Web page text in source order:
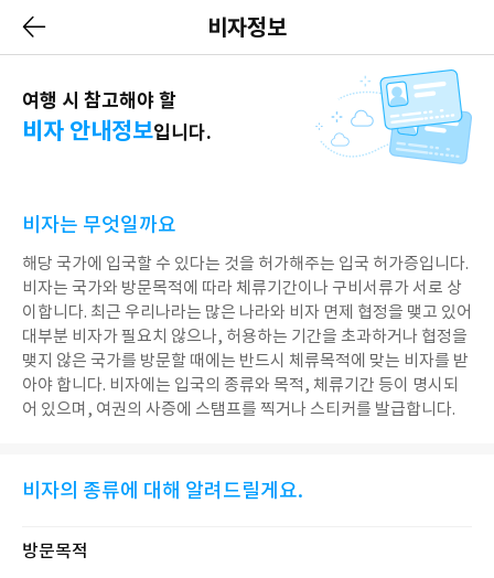
비자정보
여행 시 참고해야 할
비자 안내정보입니다.
비자는 무엇일까요
해당 국가에 입국할 수 있다는 것을 허가해주는 입국 허가증입니다.
비자는 국가와 방문목적에 따라 체류기간이나 구비서류가 서로 상
이합니다. 최근 우리나라는 많은 나라와 비자 면제 협정을 맺고 있어
대부분 비자가 필요치 않으나, 허용하는 기간을 초과하거나 협정을
맺지 않은 국가를 방문할 때에는 반드시 체류목적에 맞는 비자를 받
아야 합니다. 비자에는 입국의 종류와 목적, 체류기간 등이 명시되
어 있으며, 여권의 사증에 스탬프를 찍거나 스티커를 발급합니다.
비자의 종류에 대해 알려드릴게요.
방문목적